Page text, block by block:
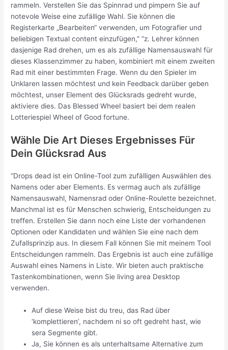
rammeln. Verstellen Sie das Spinnrad und pimpern Sie auf
notevole Weise eine zufällige Wahl. Sie können die
Registerkarte „Bearbeiten“ verwenden, um Fotografier und
beliebigen Textual content einzufügen,” “z. Lehrer können
dasjenige Rad drehen, um es als zufällige Namensauswahl für
dieses Klassenzimmer zu haben, kombiniert mit einem zweiten
Rad mit einer bestimmten Frage. Wenn du den Spieler im
Unklaren lassen möchtest und kein Feedback darüber geben
möchtest, unser Element des Glücksrads gedreht wurde,
aktiviere dies. Das Blessed Wheel basiert bei dem realen
Lotteriespiel Wheel of Good fortune.
Wähle Die Art Dieses Ergebnisses Für
Dein Glücksrad Aus
“Drops dead ist ein Online-Tool zum zufälligen Auswählen des
Namens oder aber Elements. Es vermag auch als zufällige
Namensauswahl, Namensrad oder Online-Roulette bezeichnet.
Manchmal ist es für Menschen schwierig, Entscheidungen zu
treffen. Erstellen Sie dann noch eine Liste der vorhandenen
Optionen oder Kandidaten und wählen Sie eine nach dem
Zufallsprinzip aus. In diesem Fall können Sie mit meinem Tool
Entscheidungen rammeln. Das Ergebnis ist auch eine zufällige
Auswahl eines Namens in Liste. Wir bieten auch praktische
Tastenkombinationen, wenn Sie living area Desktop
verwenden.
Auf diese Weise bist du treu, das Rad über
‘komplettieren’, nachdem ni so oft gedreht hast, wie
sera Segmente gibt.
Ja, Sie können es als unterhaltsame Alternative zum